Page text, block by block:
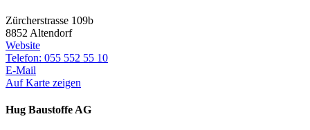
Zürcherstrasse 109b
8852 Altendorf
Website
Telefon: 055 552 55 10
E-Mail
Auf Karte zeigen
Hug Baustoffe AG